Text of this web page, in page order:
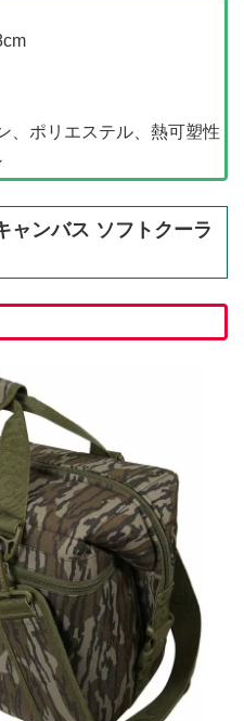
、ポリエステル、熱可塑性
ンバス ソフトクーラ